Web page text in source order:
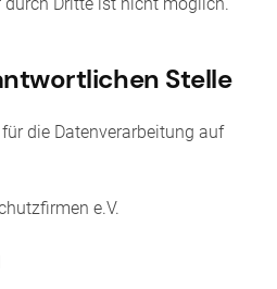
Stelle
die Datenverarbeitung auf
e.V.